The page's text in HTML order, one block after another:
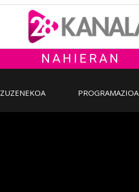
NAHIERAN
ZUZENEKOA PROGRAMAZIOA